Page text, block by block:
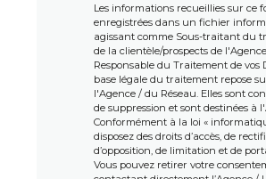
Les informations recueillies sur ce
enregistrées dans un fichier
agissant comme Sous-traitant du
de la clientèle/prospects de
Responsable du Traitement de vos
base légale du traitement repose
l'Agence / du Réseau. Elles sont
de suppression et sont destinées à
Conformément à la loi «
disposez des droits d’accès, de
d’opposition, de limitation et de
Vous pouvez retirer votre